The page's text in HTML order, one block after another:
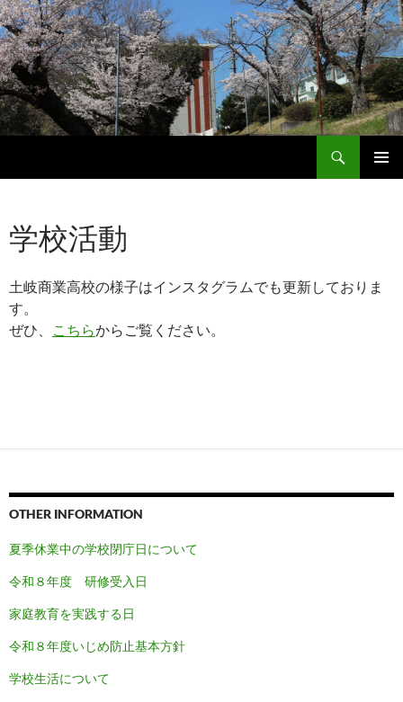
ン
ツ
ス
キ
ッ
プ
学校活動
土岐商業高校の様子はインスタグラムでも更新しておりま
す。
ぜひ、
こちらからご覧ください。
OTHER INFORMATION
夏季休業中の学校閉庁日について
令和８年度 研修受入日
家庭教育を実践する日
令和８年度いじめ防止基本方針
学校生活について